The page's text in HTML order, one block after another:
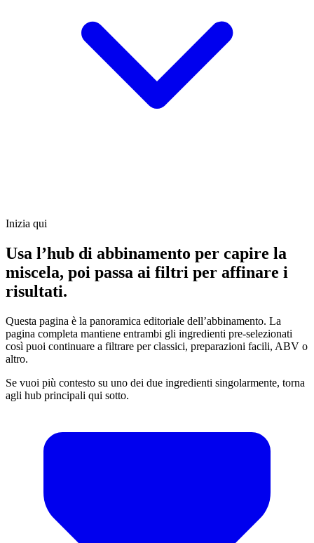
Inizia qui
Usa l’hub di abbinamento per capire la
miscela, poi passa ai filtri per affinare i
risultati.
Questa pagina è la panoramica editoriale dell’abbinamento. La
pagina completa mantiene entrambi gli ingredienti pre-selezionati
così puoi continuare a filtrare per classici, preparazioni facili, ABV o
altro.
Se vuoi più contesto su uno dei due ingredienti singolarmente, torna
agli hub principali qui sotto.